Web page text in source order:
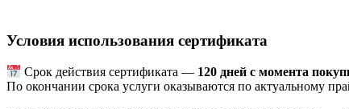
Условия использования сертификата
Срок действия сертификата — 120 дней с момента
По окончании срока услуги оказываются по актуальному